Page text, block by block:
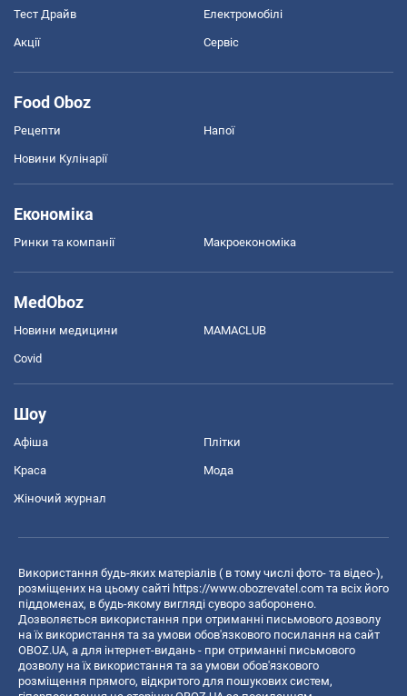
Тест Драйв Електромобілі
Акції Сервіс
Food Oboz
Рецепти Напої
Новини Кулінарії
Економіка
Ринки та компанії Макроекономіка
MedOboz
Новини медицини MAMACLUB
Covid
Шоу
Афіша Плітки
Краса Мода
Жіночий журнал
Використання будь-яких матеріалів ( в тому числі фото- та відео-),
розміщених на цьому сайті https://www.obozrevatel.com та всіх його
піддоменах, в будь-якому вигляді суворо заборонено.
Дозволяється використання при отриманні письмового дозволу
на їх використання та за умови обов'язкового посилання на сайт
OBOZ.UA, а для інтернет-видань - при отриманні письмового
дозволу на їх використання та за умови обов'язкового
розміщення прямого, відкритого для пошукових систем,